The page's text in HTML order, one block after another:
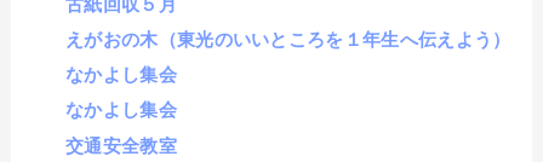
えがおの木（東光のいいところを１年生へ伝えよう）
なかよし集会
なかよし集会
交通安全教室